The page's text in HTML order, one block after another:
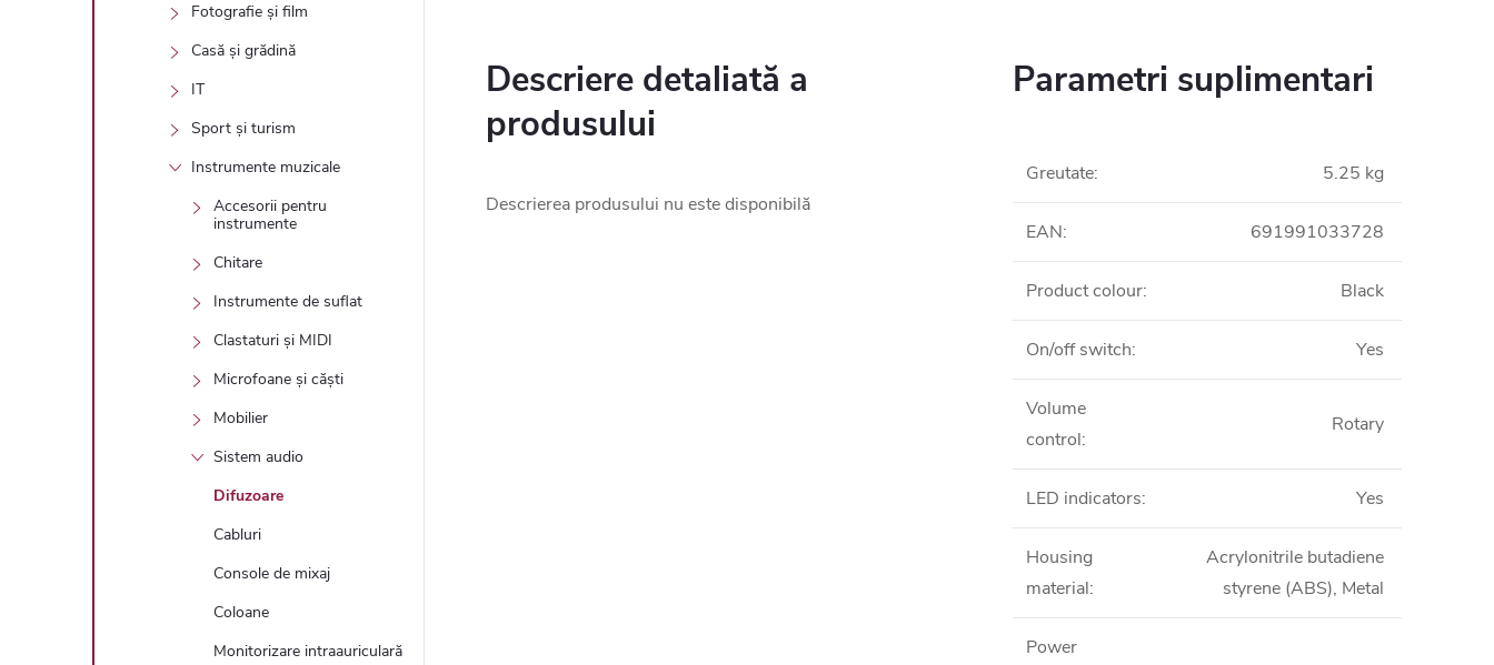
Fotografie și film
Casă și grădină
IT
Sport și turism
Instrumente muzicale
Accesorii pentru
instrumente
Chitare
Instrumente de suflat
Clastaturi și MIDI
Microfoane și căști
Mobilier
Sistem audio
Difuzoare
Cabluri
Console de mixaj
Coloane
Monitorizare intraauriculară
Descriere detaliată a
produsului
Descrierea produsului nu este disponibilă
Parametri suplimentari
Greutate: 5.25 kg
EAN: 691991033728
Product colour: Black
On/off switch: Yes
Volume
control:
Rotary
LED indicators: Yes
Housing
material:
Acrylonitrile butadiene
styrene (ABS), Metal
Power